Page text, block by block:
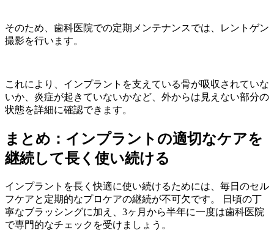
そのため、歯科医院での定期メンテナンスでは、レントゲン
撮影を行います。
これにより、インプラントを支えている骨が吸収されていな
いか、炎症が起きていないかなど、外からは見えない部分の
状態を詳細に確認できます。
まとめ：インプラントの適切なケアを
継続して長く使い続ける
インプラントを長く快適に使い続けるためには、毎日のセル
フケアと定期的なプロケアの継続が不可欠です。 日頃の丁
寧なブラッシングに加え、3ヶ月から半年に一度は歯科医院
で専門的なチェックを受けましょう。